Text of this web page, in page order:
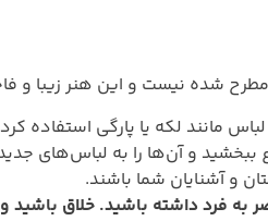
شده نیست و این هنر زیبا و
مانند لکه یا پارگی استفاده
ببخشید و آن‌ها را به لباس‌های
و آشنایان شما باشند.
فرد داشته باشید. خلاق باشید